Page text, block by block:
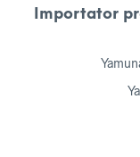
Importator